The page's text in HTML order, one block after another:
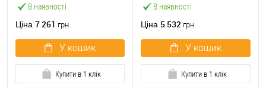
В наявності
штанги
Ціна 7 261 грн.
У кошик
Купити в 1 клік
В наявності
штанги
Ціна 5 532 грн.
У кошик
Купити в 1 клік